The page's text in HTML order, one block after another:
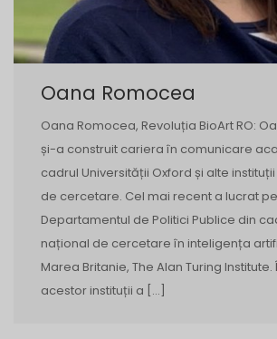
Oana Romocea
Oana Romocea, Revoluția BioArt RO:
și-a construit cariera în comunicare
cadrul Universității Oxford și alte
de cercetare. Cel mai recent a lucrat
Departamentul de Politici Publice din
național de cercetare în inteligența
Marea Britanie, The Alan Turing
acestor instituții a […]